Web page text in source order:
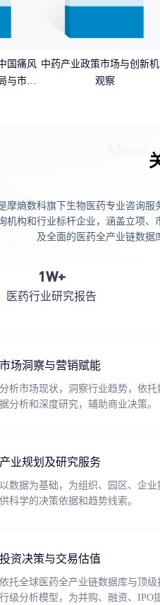
国痛风
与市场
中药产业政策市场与创新
观察
摩熵数科旗下生物医药专业咨询
机构和行业标杆企业，涵盖立项
及全面的医药全产业链数据
1W+
医药行业研究报告
市场洞察与营销赋能
分析市场现状，洞察行业趋势，依托
据分析和深度研究，辅助商业决策。
产业规划及研究服务
以数据为基础，为组织、园区、企业
供科学的决策依据和趋势线索。
投资决策与交易估值
依托全球医药全产业链数据库与顶级
行级分析模型，为并购、融资、IPO